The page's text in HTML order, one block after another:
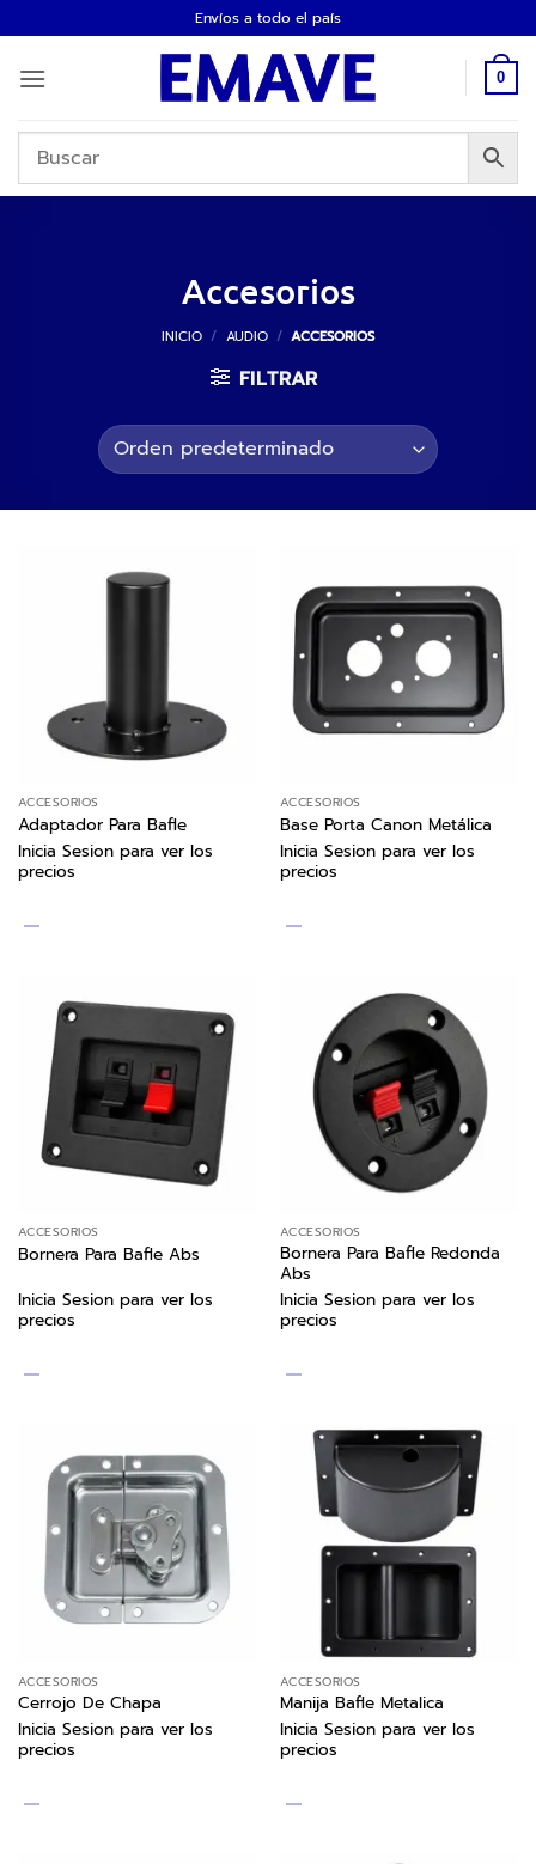
al
contenido
Envíos a todo el país
0
Accesorios
INICIO / AUDIO / ACCESORIOS
FILTRAR
ACCESORIOS
Adaptador Para Bafle
Inicia Sesion para ver los
precios
ACCESORIOS
Base Porta Canon Metálica
Inicia Sesion para ver los
precios
ACCESORIOS
Bornera Para Bafle Abs
Inicia Sesion para ver los
precios
ACCESORIOS
Bornera Para Bafle Redonda
Abs
Inicia Sesion para ver los
precios
ACCESORIOS
Cerrojo De Chapa
Inicia Sesion para ver los
precios
ACCESORIOS
Manija Bafle Metalica
Inicia Sesion para ver los
precios